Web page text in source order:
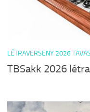
LÉTRAVERSENY 2026
TBSakk 2026